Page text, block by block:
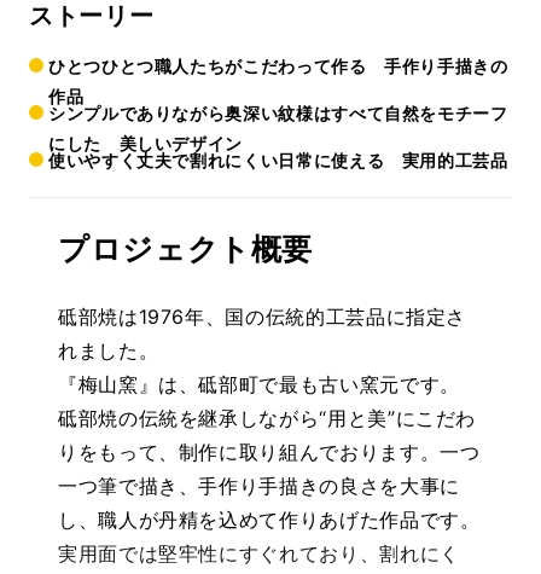
ストーリー
ひとつひとつ職人たちがこだわって作る 手作り手描きの
作品
シンプルでありながら奥深い紋様はすべて自然をモチーフ
にした 美しいデザイン
使いやすく丈夫で割れにくい日常に使える 実用的工芸品
プロジェクト概要
砥部焼は1976年、国の伝統的工芸品に指定さ
れました。
『梅山窯』は、砥部町で最も古い窯元です。
砥部焼の伝統を継承しながら“用と美”にこだわ
りをもって、制作に取り組んでおります。一つ
一つ筆で描き、手作り手描きの良さを大事に
し、職人が丹精を込めて作りあげた作品です。
実用面では堅牢性にすぐれており、割れにく